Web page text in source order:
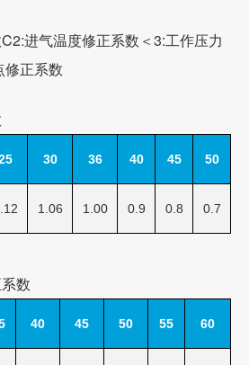
进气温度修正系数＜3:工作压力
修正系数
30 36 40 45 50
1.06 1.00 0.9 0.8 0.7
数
40 45 50 55 60